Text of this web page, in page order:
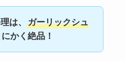
は、
ガーリックシュ
かく絶品！